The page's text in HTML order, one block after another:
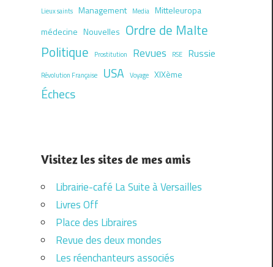
Lieux saints Management Media Mitteleuropa
médecine Nouvelles Ordre de Malte
Politique
Prostitution Revues RSE Russie
Révolution Française USA Voyage XIXème
Échecs
Visitez les sites de mes amis
Librairie-café La Suite à Versailles
Livres Off
Place des Libraires
Revue des deux mondes
Les réenchanteurs associés